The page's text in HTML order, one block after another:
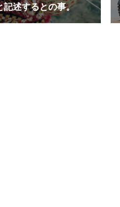
記述するとの事。